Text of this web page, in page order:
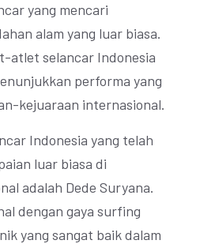
yang mencari
alam yang luar biasa.
atlet selancar Indonesia
performa yang
kejuaraan internasional.
Indonesia yang telah
luar biasa di
adalah Dede Suryana.
dengan gaya surfing
yang sangat baik dalam